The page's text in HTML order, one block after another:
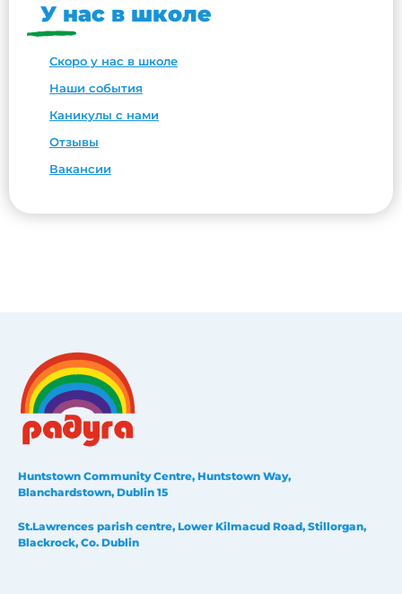
У нас в школе
Скоро у нас в школе
Наши события
Каникулы с нами
Отзывы
Вакансии
Huntstown Community Centre, Huntstown Way,
Blanchardstown, Dublin 15
St.Lawrences parish centre, Lower Kilmacud Road, Stillorgan,
Blackrock, Co. Dublin